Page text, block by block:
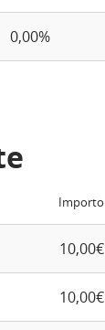
0,00%
Importo
10,00€
10,00€